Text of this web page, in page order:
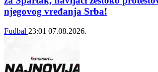
njegovog vređanja Srba!
Fudbal 23:01 07.08.2026.